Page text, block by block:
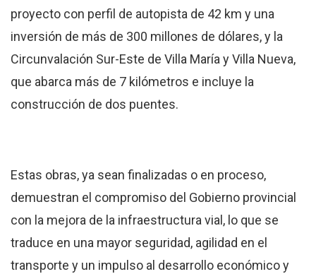
proyecto con perfil de autopista de 42 km y una
inversión de más de 300 millones de dólares, y la
Circunvalación Sur-Este de Villa María y Villa Nueva,
que abarca más de 7 kilómetros e incluye la
construcción de dos puentes.
Estas obras, ya sean finalizadas o en proceso,
demuestran el compromiso del Gobierno provincial
con la mejora de la infraestructura vial, lo que se
traduce en una mayor seguridad, agilidad en el
transporte y un impulso al desarrollo económico y